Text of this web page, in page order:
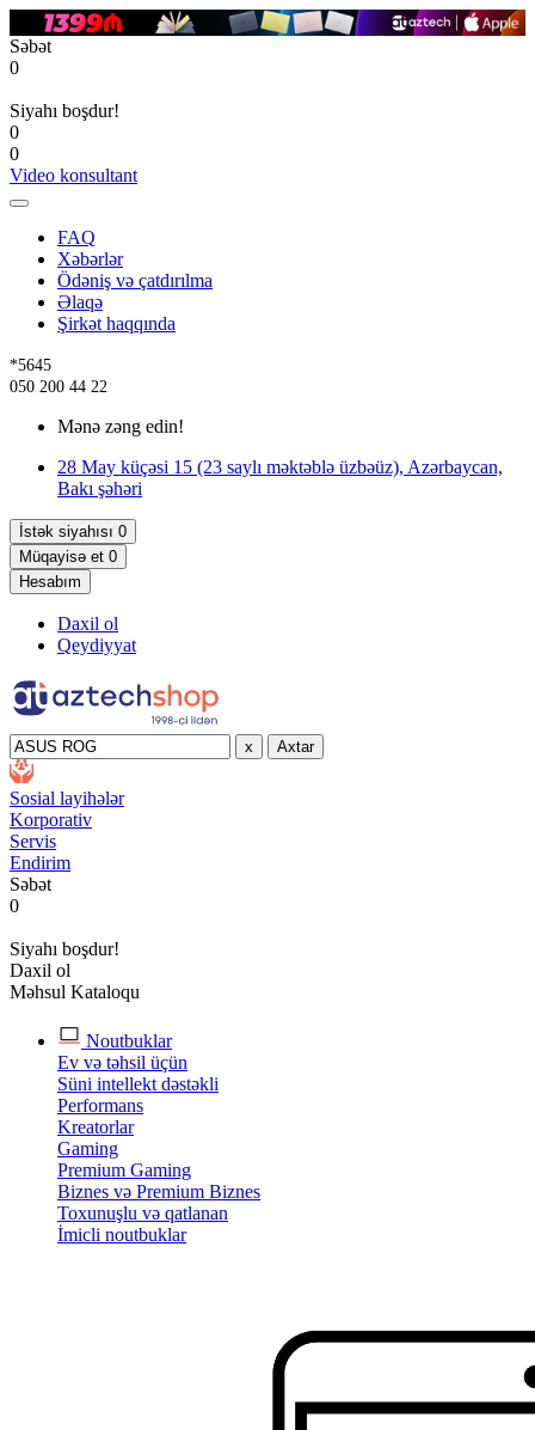
Səbət
0
Siyahı boşdur!
0
0
Video konsultant
FAQ
Xəbərlər
Ödəniş və çatdırılma
Əlaqə
Şirkət haqqında
*5645
050 200 44 22
Mənə zəng edin!
28 May küçəsi 15 (23 saylı məktəblə üzbəüz), Azərbaycan,
Bakı şəhəri
İstək siyahısı 0
Müqayisə et 0
Hesabım
Daxil ol
Qeydiyyat
x Axtar
Sosial layihələr
Korporativ
Servis
Endirim
Səbət
0
Siyahı boşdur!
Daxil ol
Məhsul Kataloqu
Noutbuklar
Ev və təhsil üçün
Süni intellekt dəstəkli
Performans
Kreatorlar
Gaming
Premium Gaming
Biznes və Premium Biznes
Toxunuşlu və qatlanan
İmicli noutbuklar